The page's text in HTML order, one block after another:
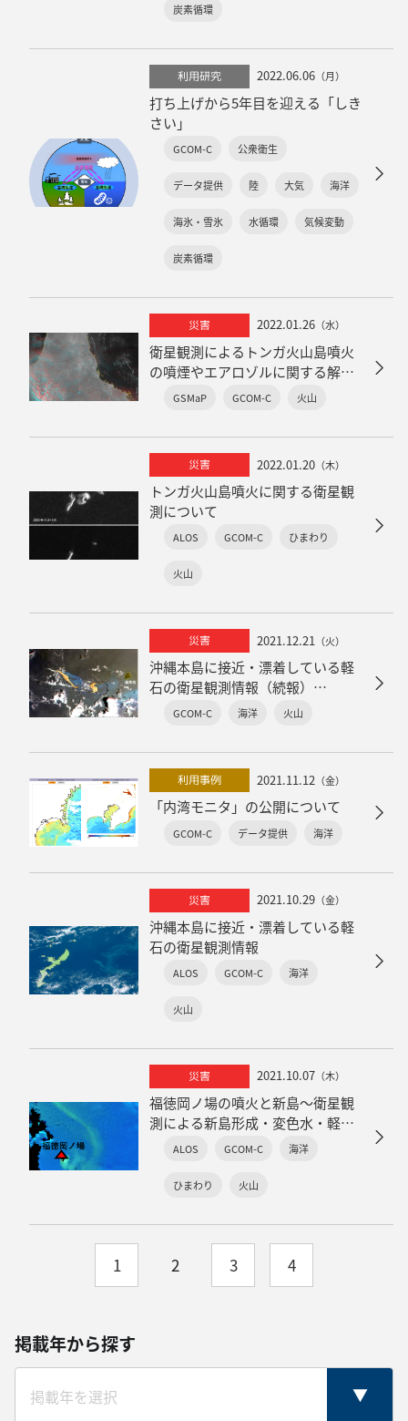
炭素循環
利用研究 2022.06.06 （月）
打ち上げから5年目を迎える「しき
さい」
GCOM-C 公衆衛生
データ提供 陸 大気 海洋
海氷・雪氷 水循環 気候変動
炭素循環
災害 2022.01.26 （水）
衛星観測によるトンガ火山島噴火
の噴煙やエアロゾルに関する解析
結果GSMaP GCOM-C 火山
災害 2022.01.20 （木）
トンガ火山島噴火に関する衛星観
測について
ALOS GCOM-C ひまわり
火山
災害 2021.12.21 （火）
沖縄本島に接近・漂着している軽
石の衛星観測情報（続報）
～大規模に噴出した軽石の面積、
GCOM-C 海洋 火山
利用事例 2021.11.12 （金）
「内湾モニタ」の公開について
GCOM-C データ提供 海洋
災害 2021.10.29 （金）
沖縄本島に接近・漂着している軽
石の衛星観測情報
ALOS GCOM-C 海洋
火山
災害 2021.10.07 （木）
福徳岡ノ場の噴火と新島～衛星観
測による新島形成・変色水・軽
石・火山ガス・噴煙の把握～
ALOS GCOM-C 海洋
ひまわり 火山
1 2 3 4
掲載年から探す